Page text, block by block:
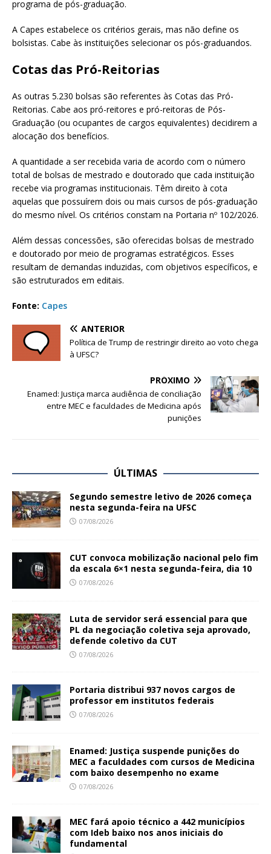
programa de pós-graduação.
A Capes estabelece os critérios gerais, mas não define os
bolsistas. Cabe às instituições selecionar os pós-graduandos.
Cotas das Pró-Reitorias
As outras 5.230 bolsas são referentes às Cotas das Pró-
Reitorias. Cabe aos pró-reitores e pró-reitoras de Pós-
Graduação (ou ocupantes de cargos equivalentes) decidirem a
alocação dos benefícios.
A quantidade a ser recebida varia de acordo com o número
total de bolsas de mestrado e doutorado que cada instituição
recebe via programas institucionais. Têm direito à cota
aquelas que possuírem dois ou mais cursos de pós-graduação
do mesmo nível. Os critérios constam na Portaria nº 102/2026.
Além dessas concessões, são oferecidas bolsas de mestrado
e doutorado por meio de programas estratégicos. Esses
resultam de demandas induzidas, com objetivos específicos, e
são estruturados em editais.
Fonte: Capes
ANTERIOR
Política de Trump de restringir direito ao voto chega
à UFSC?
PRÓXIMO
Enamed: Justiça marca audiência de conciliação
entre MEC e faculdades de Medicina após
punições
ÚLTIMAS
Segundo semestre letivo de 2026 começa
nesta segunda-feira na UFSC
07/08/2026
CUT convoca mobilização nacional pelo fim
da escala 6×1 nesta segunda-feira, dia 10
07/08/2026
Luta de servidor será essencial para que
PL da negociação coletiva seja aprovado,
defende coletivo da CUT
07/08/2026
Portaria distribui 937 novos cargos de
professor em institutos federais
07/08/2026
Enamed: Justiça suspende punições do
MEC a faculdades com cursos de Medicina
com baixo desempenho no exame
07/08/2026
MEC fará apoio técnico a 442 municípios
com Ideb baixo nos anos iniciais do
fundamental